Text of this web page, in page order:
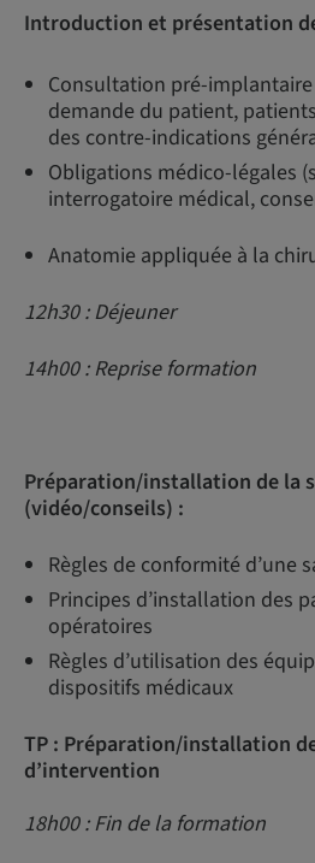
Introduction et présentation
Consultation pré-implantaire
demande du patient,
des contre-indications
Obligations médico-légales
interrogatoire médical,
Anatomie appliquée à la
12h30 : Déjeuner
14h00 : Reprise formation
Préparation/installation de la
(vidéo/conseils) :
Règles de conformité d’une
Principes d’installation des
opératoires
Règles d’utilisation des
dispositifs médicaux
TP : Préparation/installation
d’intervention
18h00 : Fin de la formation